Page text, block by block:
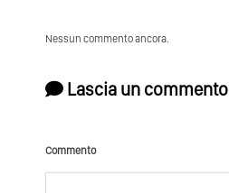
Nessun commento ancora.
Lascia un commento
Commento